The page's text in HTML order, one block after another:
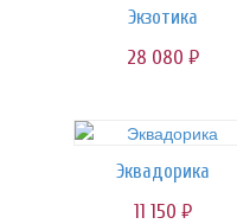
Экзотика
28 080 руб.
Эквадорика
11 150 руб.